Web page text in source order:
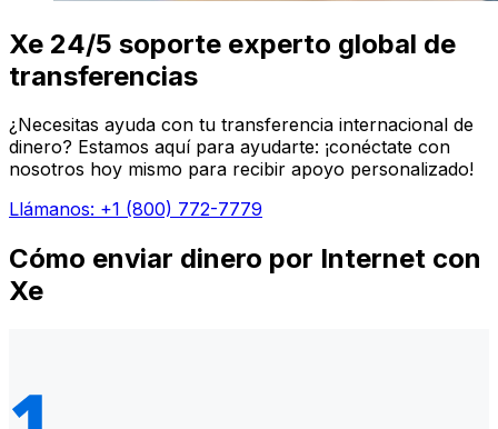
Xe 24/5 soporte experto global de
transferencias
¿Necesitas ayuda con tu transferencia internacional de
dinero? Estamos aquí para ayudarte: ¡conéctate con
nosotros hoy mismo para recibir apoyo personalizado!
Llámanos: +1 (800) 772-7779
Cómo enviar dinero por Internet con
Xe